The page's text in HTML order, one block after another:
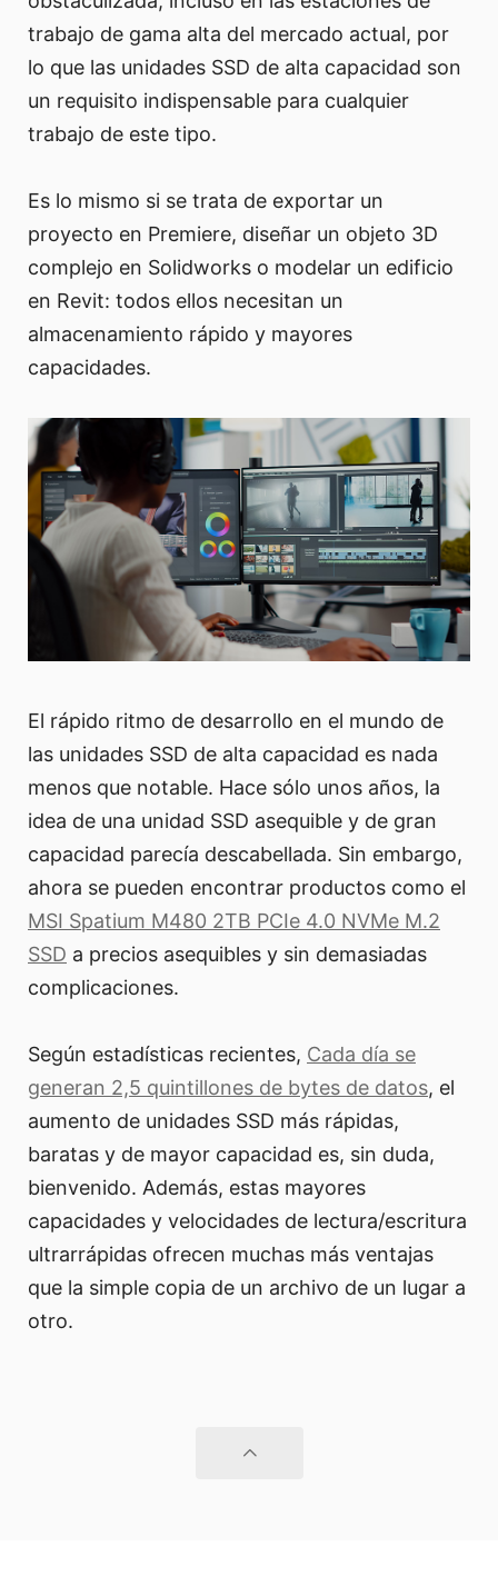
trabajo de gama alta del mercado actual, por
lo que las unidades SSD de alta capacidad son
un requisito indispensable para cualquier
trabajo de este tipo.
Es lo mismo si se trata de exportar un
proyecto en Premiere, diseñar un objeto 3D
complejo en Solidworks o modelar un edificio
en Revit: todos ellos necesitan un
almacenamiento rápido y mayores
capacidades.
El rápido ritmo de desarrollo en el mundo de
las unidades SSD de alta capacidad es nada
menos que notable. Hace sólo unos años, la
idea de una unidad SSD asequible y de gran
capacidad parecía descabellada. Sin embargo,
ahora se pueden encontrar productos como el
MSI Spatium M480 2TB PCIe 4.0 NVMe M.2
SSD a precios asequibles y sin demasiadas
complicaciones.
Según estadísticas recientes, Cada día se
generan 2,5 quintillones de bytes de datos, el
aumento de unidades SSD más rápidas,
baratas y de mayor capacidad es, sin duda,
bienvenido. Además, estas mayores
capacidades y velocidades de lectura/escritura
ultrarrápidas ofrecen muchas más ventajas
que la simple copia de un archivo de un lugar a
otro.